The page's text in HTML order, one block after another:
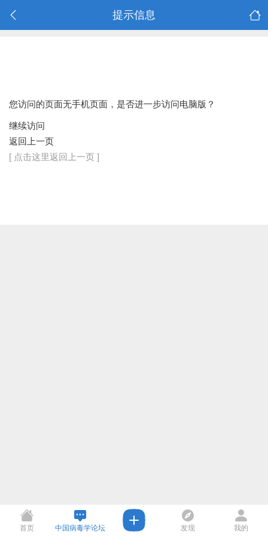
提示信息
您访问的页面无手机页面，是否进一步访问电脑版？
继续访问
返回上一页
[ 点击这里返回上一页 ]
首页 中国病毒学论坛 发现 我的